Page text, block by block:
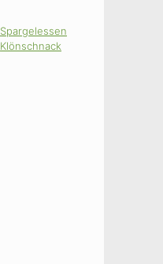
Spargelessen
Klönschnack